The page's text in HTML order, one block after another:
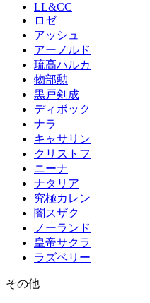
LL&CC
ロゼ
アッシュ
アーノルド
琉高ハルカ
物部勲
黒戸剣成
ディボック
ナラ
キャサリン
クリストフ
ニーナ
ナタリア
究極カレン
闇スザク
ノーランド
皇帝サクラ
ラズベリー
その他